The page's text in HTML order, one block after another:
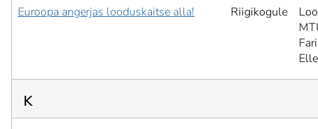
Euroopa angerjas looduskaitse alla! Riigikogule
K